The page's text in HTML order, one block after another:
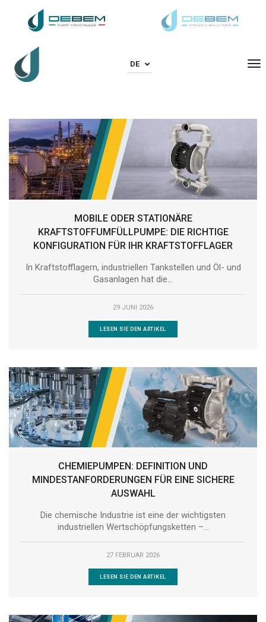
DE
MOBILE ODER STATIONÄRE
KRAFTSTOFFUMFÜLLPUMPE: DIE RICHTIGE
KONFIGURATION FÜR IHR KRAFTSTOFFLAGER
In Kraftstofflagern, industriellen Tankstellen und Öl- und
Gasanlagen hat die...
29 JUNI 2026
LESEN SIE DEN ARTIKEL
CHEMIEPUMPEN: DEFINITION UND
MINDESTANFORDERUNGEN FÜR EINE SICHERE
AUSWAHL
Die chemische Industrie ist eine der wichtigsten
industriellen Wertschöpfungsketten –...
27 FEBRUAR 2026
LESEN SIE DEN ARTIKEL